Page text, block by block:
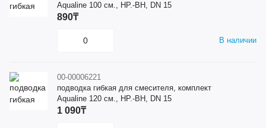
Aqualine 100 см., НР.-ВН, DN 15
В наличии
890₸
00-00006221
подводка гибкая для смесителя, комплект
Aqualine 120 см., НР.-ВН, DN 15
1 090₸